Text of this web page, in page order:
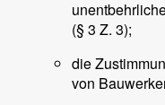
(§ 3 Z. 3);
die
von